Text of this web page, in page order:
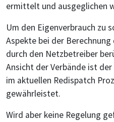
ermittelt und ausgeglichen
Um den Eigenverbrauch zu
Aspekte bei der
durch den Netzbetreiber
Ansicht der Verbände ist
im aktuellen Redispatch
gewährleistet.
Wird aber keine Regelung